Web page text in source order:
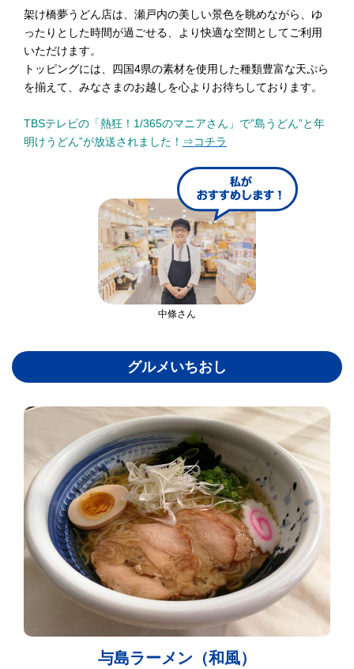
架け橋夢うどん店は、瀬戸内の美しい景色を眺めながら、ゆ
ったりとした時間が過ごせる、より快適な空間としてご利用
いただけます。
トッピングには、四国4県の素材を使用した種類豊富な天ぷら
を揃えて、みなさまのお越しを心よりお待ちしております。
TBSテレビの「熱狂！1/365のマニアさん」で”島うどん”と年
明けうどん”が放送されました！ ⇒コチラ
中條さん
グルメいちおし
与島ラーメン（和風）